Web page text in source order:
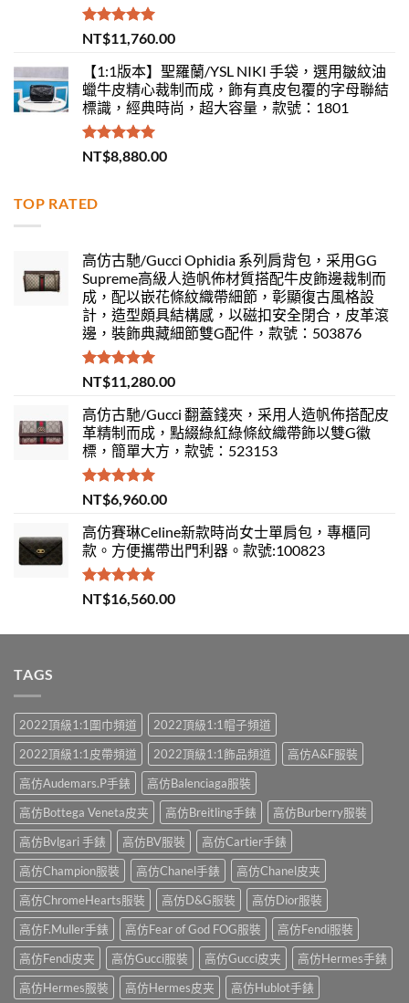
評分5.00
滿分 5
NT$11,760.00
【1:1版本】聖羅蘭/YSL NIKI 手袋，選用皺紋油
蠟牛皮精心裁制而成，飾有真皮包覆的字母聯結
標識，經典時尚，超大容量，款號：1801
評分 5.00
滿分 5
NT$8,880.00
TOP RATED
高仿古馳/Gucci Ophidia 系列肩背包，采用GG
Supreme高級人造帆佈材質搭配牛皮飾邊裁制而
成，配以嵌花條紋織帶細節，彰顯復古風格設
計，造型頗具結構感，以磁扣安全閉合，皮革滾
邊，裝飾典藏細節雙G配件，款號：503876
評分5.00
滿分 5
NT$11,280.00
高仿古馳/Gucci 翻蓋錢夾，采用人造帆佈搭配皮
革精制而成，點綴綠紅綠條紋織帶飾以雙G徽
標，簡單大方，款號：523153
評分 5.00
滿分 5
NT$6,960.00
高仿賽琳Celine新款時尚女士單肩包，專櫃同
款。方便攜帶出門利器。款號:100823
評分5.00
滿分 5
NT$16,560.00
TAGS
2022頂級1:1圍巾頻道
2022頂級1:1帽子頻道
2022頂級1:1皮帶頻道
2022頂級1:1飾品頻道
高仿A&F服裝
高仿Audemars.P手錶
高仿Balenciaga服裝
高仿Bottega Veneta皮夹
高仿Breitling手錶
高仿Burberry服裝
高仿Bvlgari 手錶
高仿BV服裝
高仿Cartier手錶
高仿Champion服裝
高仿Chanel手錶
高仿Chanel皮夹
高仿ChromeHearts服裝
高仿D&G服裝
高仿Dior服裝
高仿F.Muller手錶
高仿Fear of God FOG服裝
高仿Fendi服裝
高仿Fendi皮夹
高仿Gucci服裝 高仿Gucci皮夹
高仿Hermes手錶
高仿Hermes服裝
高仿Hermes皮夹 高仿Hublot手錶